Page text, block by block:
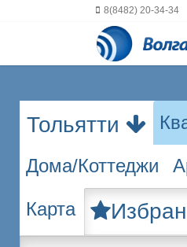
8(8482) 20-34-34
Тольятти
Дома/Коттеджи
Карта